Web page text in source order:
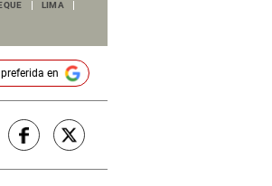
LIMA
en